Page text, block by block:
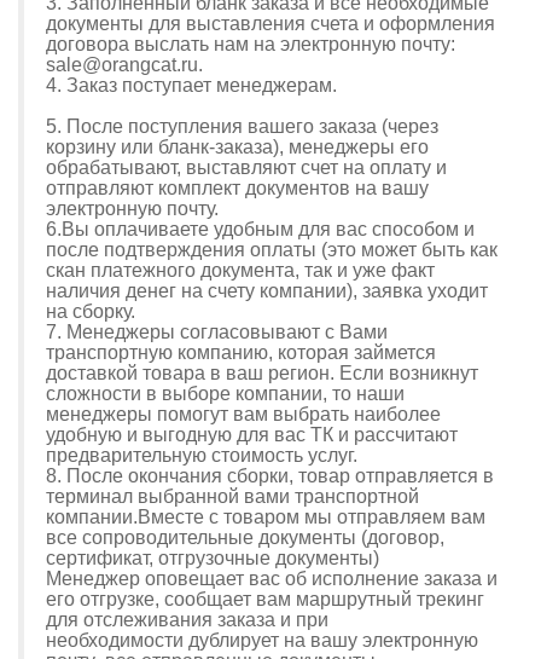
документы для выставления счета и оформления
договора выслать нам на электронную почту:
sale@orangcat.ru.
4. Заказ поступает менеджерам.
5. После поступления вашего заказа (через
корзину или бланк-заказа), менеджеры его
обрабатывают, выставляют счет на оплату и
отправляют комплект документов на вашу
электронную почту.
6.Вы оплачиваете удобным для вас способом и
после подтверждения оплаты (это может быть как
скан платежного документа, так и уже факт
наличия денег на счету компании), заявка уходит
на сборку.
7. Менеджеры согласовывают с Вами
транспортную компанию, которая займется
доставкой товара в ваш регион. Если возникнут
сложности в выборе компании, то наши
менеджеры помогут вам выбрать наиболее
удобную и выгодную для вас ТК и рассчитают
предварительную стоимость услуг.
8. После окончания сборки, товар отправляется в
терминал выбранной вами транспортной
компании.Вместе с товаром мы отправляем вам
все сопроводительные документы (договор,
сертификат, отгрузочные документы)
Менеджер оповещает вас об исполнение заказа и
его отгрузке, сообщает вам маршрутный трекинг
для отслеживания заказа и при
необходимости дублирует на вашу электронную